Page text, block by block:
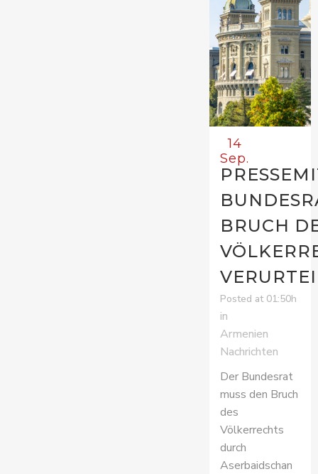
14
Sep.
BRUCH
Posted at 01:50h
in
Armenien
Nachrichten
Der Bundesrat
muss den Bruch
des
Völkerrechts
durch
Aserbaidschan